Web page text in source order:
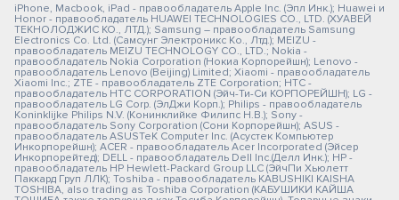
iPhone, Macbook, iPad - правообладатель Apple Inc. (Эпл Инк.); Huawei и
Honor - правообладатель HUAWEI TECHNOLOGIES CO., LTD. (ХУАВЕЙ
ТЕКНОЛОДЖИС КО., ЛТД.); Samsung – правообладатель Samsung
Electronics Co. Ltd. (Самсунг Электроникс Ко., Лтд.); MEIZU -
правообладатель MEIZU TECHNOLOGY CO., LTD.; Nokia -
правообладатель Nokia Corporation (Нокиа Корпорейшн); Lenovo -
правообладатель Lenovo (Beijing) Limited; Xiaomi - правообладатель
Xiaomi Inc.; ZTE - правообладатель ZTE Corporation; HTC -
правообладатель HTC CORPORATION (Эйч-Ти-Си КОРПОРЕЙШН); LG -
правообладатель LG Corp. (ЭлДжи Корп.); Philips - правообладатель
Koninklijke Philips N.V. (Конинклийке Филипс Н.В.); Sony -
правообладатель Sony Corporation (Сони Корпорейшн); ASUS -
правообладатель ASUSTeK Computer Inc. (Асустек Компьютер
Инкорпорейшн); ACER - правообладатель Acer Incorporated (Эйсер
Инкорпорейтед); DELL - правообладатель Dell Inc.(Делл Инк.); HP -
правообладатель HP Hewlett-Packard Group LLC (ЭйчПи Хьюлетт
Паккард Груп ЛЛК); Toshiba - правообладатель KABUSHIKI KAISHA
TOSHIBA, also trading as Toshiba Corporation (КАБУШИКИ КАЙША